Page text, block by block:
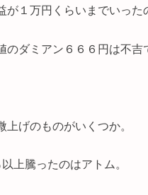
が１万円くらいまでいった
のダミアン６６６円は不吉
上げのものがいくつか。
上騰ったのはアトム。